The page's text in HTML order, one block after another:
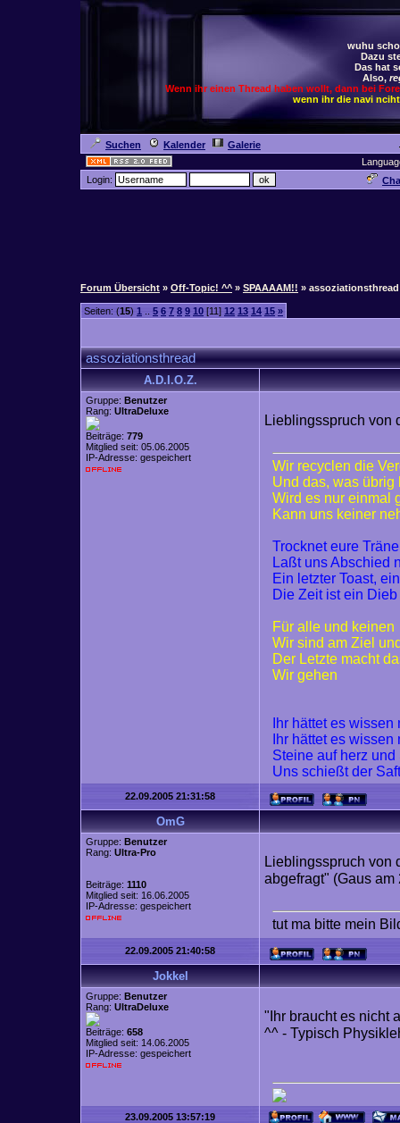
wuhu
Dazu
Das hat
Also,
Wenn ihr einen Thread haben wollt, dann bei
wenn ihr die navi
Suchen Kalender
Galerie
Login:
Forum Übersicht » Off-Topic! ^^ » SPAAAAM!! » assoziationsthread
Seiten: (15) 1 5 6 7 8 9 10 [11] 12 13 14 15 »
assoziationsthread
A.D.I.O.Z.
Gruppe: Benutzer
Rang: UltraDeluxe
Beiträge: 779
Mitglied seit: 05.06.2005
IP-Adresse: gespeichert
Lieblingsspruch von
Wir recyclen die
Und das, was übrig
Wird es nur einmal
Kann uns keiner
Trocknet eure
Laßt uns Abschied
Ein letzter Toast,
Die Zeit ist ein Dieb
Für alle und keinen
Wir sind am Ziel
Der Letzte macht
Wir gehen
Ihr hättet es wissen
Ihr hättet es wissen
Steine auf herz und
Uns schießt der
22.09.2005 21:31:58
OmG
Gruppe: Benutzer
Rang: Ultra-Pro
Beiträge: 1110
Mitglied seit: 16.06.2005
IP-Adresse: gespeichert
Lieblingsspruch von
abgefragt" (Gaus
tut ma bitte mein
22.09.2005 21:40:58
Jokkel
Gruppe: Benutzer
Rang: UltraDeluxe
Beiträge: 658
Mitglied seit: 14.06.2005
IP-Adresse: gespeichert
"Ihr braucht es nicht
^^ - Typisch
23.09.2005 13:57:19